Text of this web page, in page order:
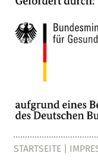
https://
STARTSEITE|